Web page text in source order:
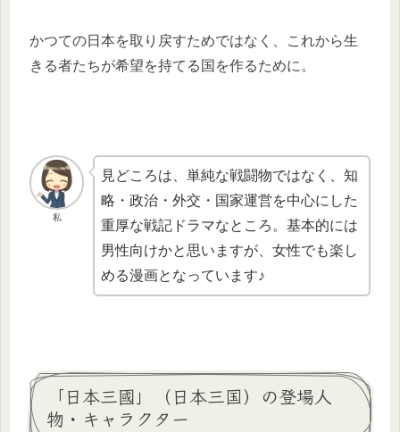
かつての日本を取り戻すためではなく、これから生
きる者たちが希望を持てる国を作るために。
私
見どころは、単純な戦闘物ではなく、知
略・政治・外交・国家運営を中心にした
重厚な戦記ドラマなところ。基本的には
男性向けかと思いますが、女性でも楽し
める漫画となっています♪
「日本三國」（日本三国）の登場人
物・キャラクター